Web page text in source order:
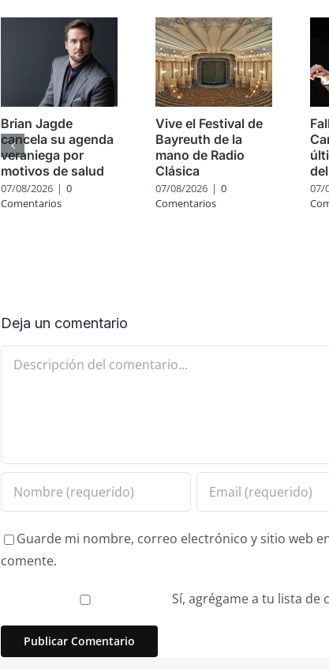
Brian Jagde
cancela su agenda
veraniega por
motivos de salud
07/08/2026 | 0
Comentarios
Vive el Festival de
Bayreuth de la
mano de Radio
Clásica
07/08/2026 | 0
Comentarios
07/
Deja un comentario
Comentario
Guarde mi nombre, correo electrónico y sitio web
comente.
Sí, agrégame a tu lista de